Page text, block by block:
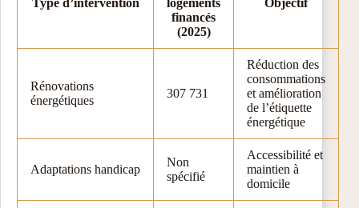
Type d’intervention
logements
financés
(2025)
Objectif
Rénovations
énergétiques
307 731
Réduction des
consommations
et amélioration
de l’étiquette
énergétique
Adaptations handicap
Non
spécifié
Accessibilité et
maintien à
domicile